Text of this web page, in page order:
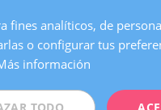
más grandes y
cualquier
de nuestras pacientes.
fines analíticos, de
o configurar tus
información
TODO